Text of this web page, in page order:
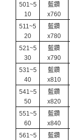
501~5
10
藍鑽
x760
511~5
20
藍鑽
x780
521~5
30
藍鑽
x790
531~5
40
藍鑽
x810
541~5
50
藍鑽
x820
551~5
60
藍鑽
x840
561~5
藍鑽